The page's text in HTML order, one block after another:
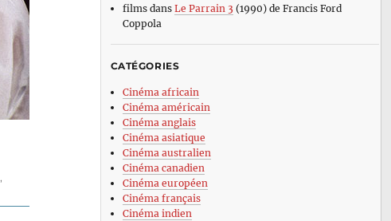
,
filmsdans Le Parrain 3 (1990) de Francis Ford
Coppola
CATÉGORIES
Cinéma africain
Cinéma américain
Cinéma anglais
Cinéma asiatique
Cinéma australien
Cinéma canadien
Cinéma européen
Cinéma français
Cinéma indien